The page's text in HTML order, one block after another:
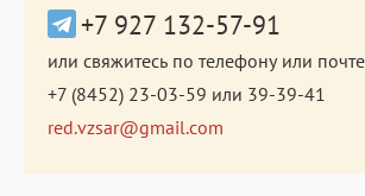
+7 927 132-57-91
или свяжитесь по телефону или почте
+7 (8452) 23-03-59 или 39-39-41
red.vzsar@gmail.com